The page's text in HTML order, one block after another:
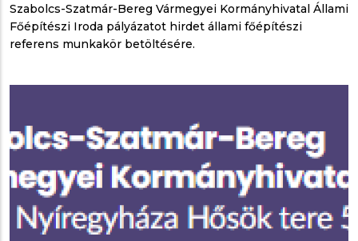
Szabolcs-Szatmár-Bereg Vármegyei Kormányhivatal Állami
Főépítészi Iroda pályázatot hirdet állami főépítészi
referens munkakör betöltésére.